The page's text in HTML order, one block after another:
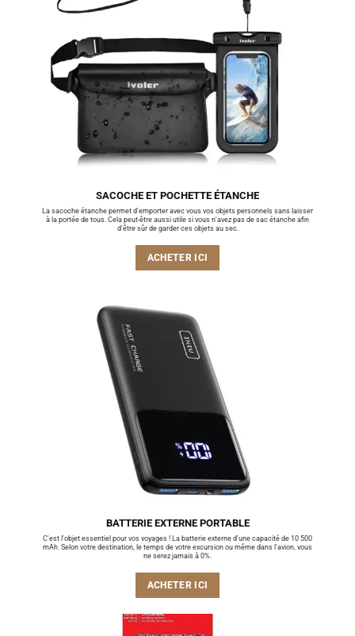
SACOCHE ET POCHETTE ÉTANCHE
La sacoche étanche permet d'emporter avec vous vos objets personnels sans laisser
à la portée de tous. Cela peut-être aussi utile si vous n'avez pas de sac étanche afin
d'être sûr de garder ces objets au sec.
ACHETER ICI
BATTERIE EXTERNE PORTABLE
C'est l'objet essentiel pour vos voyages ! La batterie externe d'une capacité de 10 500
mAh. Selon votre destination, le temps de votre excursion ou même dans l'avion, vous
ne serez jamais à 0%.
ACHETER ICI